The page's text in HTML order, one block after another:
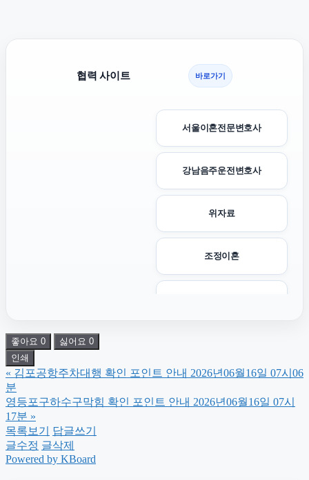
협력 사이트 바로가기
서울이혼전문변호사
강남음주운전변호사
위자료
조정이혼
좋아요 0 싫어요 0
인쇄
« 김포공항주차대행 확인 포인트 안내 2026년06월16일 07시06
분
영등포구하수구막힘 확인 포인트 안내 2026년06월16일 07시
17분 »
목록보기
답글쓰기
글수정 글삭제
Powered by KBoard